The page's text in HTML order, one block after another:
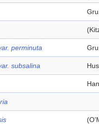
perminuta
subsalina